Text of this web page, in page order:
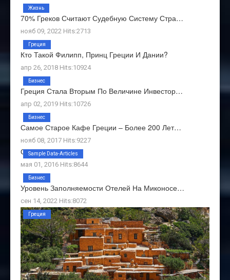
70% Греков Считают Судебную Систему Стра…
нояб 09, 2022 Hits:2713
Жизнь
Кто Такой Филипп, Принц Греции И Дании?
апр 26, 2018 Hits:10924
Греция
Греция Стала Вторым По Величине Инвестор…
апр 02, 2019 Hits:10726
Бизнес
Самое Старое Кафе Греции – Более 200 Лет…
нояб 08, 2017 Hits:9227
Бизнес
О Нас
мая 01, 2016 Hits:8644
Sample Data-Articles
Уровень Заполняемости Отелей На Миконосе…
сен 14, 2022 Hits:8072
Бизнес
Греция